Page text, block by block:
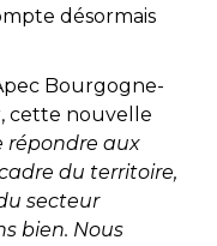
désormais
Bourgogne-
cette nouvelle
répondre aux
du territoire,
secteur
bien. Nous